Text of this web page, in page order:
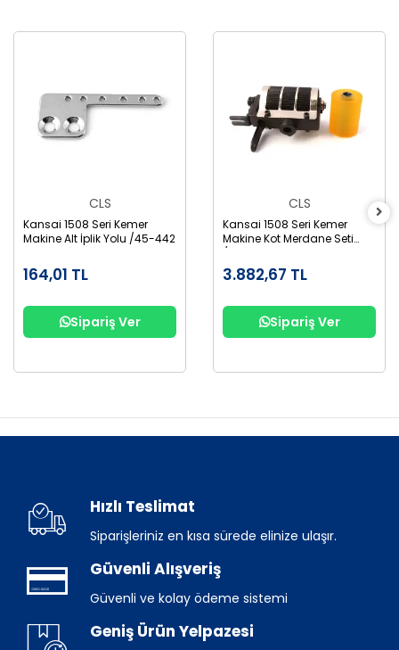
CLS
Kansai 1508 Seri Kemer
Makine Alt İplik Yolu /45-442
164,01 TL
Sipariş Ver
CLS
Kansai 1508 Seri Kemer
Makine Kot Merdane Seti
/1508
3.882,67 TL
Sipariş Ver
Hızlı Teslimat
Siparişleriniz en kısa sürede elinize ulaşır.
Güvenli Alışveriş
Güvenli ve kolay ödeme sistemi
Geniş Ürün Yelpazesi